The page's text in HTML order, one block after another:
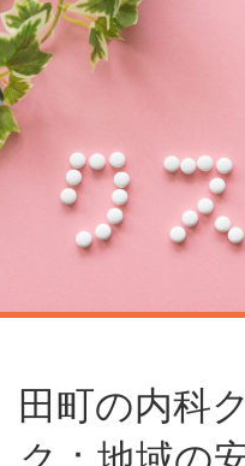
田町の内科